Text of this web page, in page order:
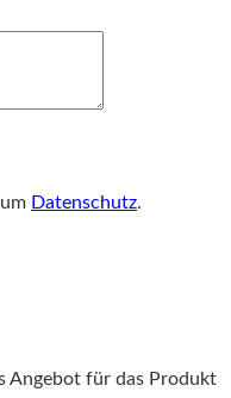
Datenschutz.
Angebot für das Produkt